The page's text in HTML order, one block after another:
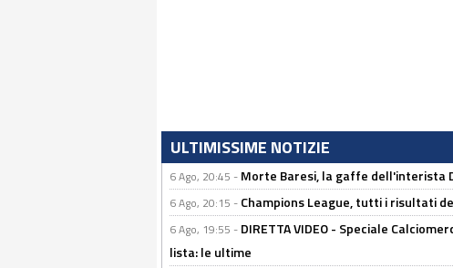
ULTIMISSIME NOTIZIE
6 Ago, 20:45 - Morte Baresi, la gaffe dell'interista
6 Ago, 20:15 - Champions League, tutti i risultati
6 Ago, 19:55 - DIRETTA VIDEO - Speciale
lista: le ultime